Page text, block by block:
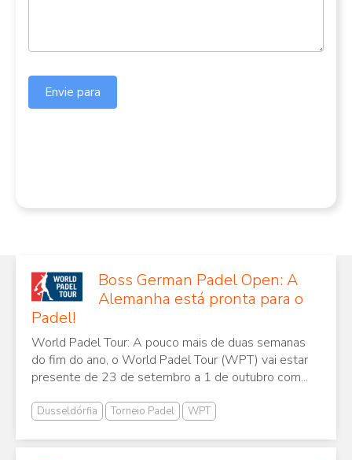
Envie para
Boss German Padel Open: A
Alemanha está pronta para o
Padel!
World Padel Tour: A pouco mais de duas semanas
do fim do ano, o World Padel Tour (WPT) vai estar
presente de 23 de setembro a 1 de outubro com...
Dusseldórfia Torneio Padel WPT